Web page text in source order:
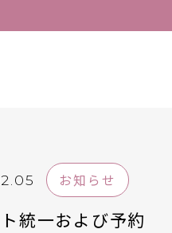
お知らせ
統一および予約